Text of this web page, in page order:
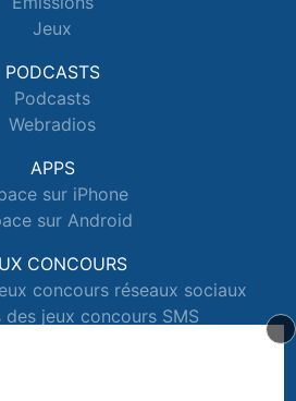
Jeux
PODCASTS
Podcasts
Webradios
APPS
sur iPhone
sur Android
CONCOURS
concours réseaux sociaux
des jeux concours SMS